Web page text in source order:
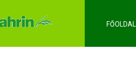
FŐOLDAL